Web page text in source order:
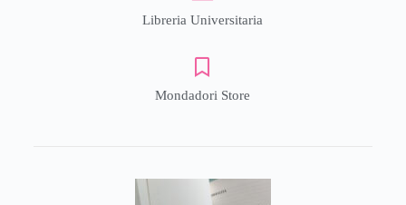
Libreria Universitaria
Mondadori Store